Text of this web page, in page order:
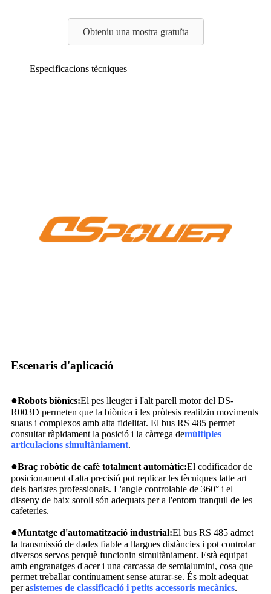
Obteniu una mostra gratuïta
Especificacions tècniques
Escenaris d'aplicació
●Robots biònics:El pes lleuger i l'alt parell motor del DS-
R003D permeten que la biònica i les pròtesis realitzin moviments
suaus i complexos amb alta fidelitat. El bus RS 485 permet
consultar ràpidament la posició i la càrrega demúltiples
articulacions simultàniament.
●Braç robòtic de cafè totalment automàtic:El codificador de
posicionament d'alta precisió pot replicar les tècniques latte art
dels baristes professionals. L'angle controlable de 360° i el
disseny de baix soroll són adequats per a l'entorn tranquil de les
cafeteries.
●Muntatge d'automatització industrial:El bus RS 485 admet
la transmissió de dades fiable a llargues distàncies i pot controlar
diversos servos perquè funcionin simultàniament. Està equipat
amb engranatges d'acer i una carcassa de semialumini, cosa que
permet treballar contínuament sense aturar-se. És molt adequat
per asistemes de classificació i petits accessoris mecànics.